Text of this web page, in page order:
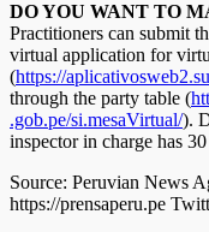
DO YOU WANT TO
Practitioners can submit
virtual application for
(https://
through the party table (
.gob.pe/si.mesaVirtual/).
inspector in charge has
Source: Peruvian News
https://prensaperu.pe